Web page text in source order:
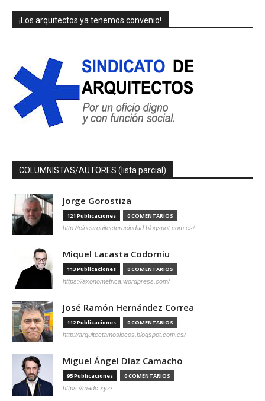
¡Los arquitectos ya tenemos convenio!
COLUMNISTAS/AUTORES (lista parcial)
Jorge Gorostiza
121 Publicaciones 0 COMENTARIOS
http://cinearquitecturaciudad.blogspot.com.es/
Miquel Lacasta Codorniu
113 Publicaciones 0 COMENTARIOS
https://axonometrica.wordpress.com/
José Ramón Hernández Correa
112 Publicaciones 0 COMENTARIOS
http://arquitectamoslocos.blogspot.com.es/
Miguel Ángel Díaz Camacho
95 Publicaciones 0 COMENTARIOS
https://madc.xyz/